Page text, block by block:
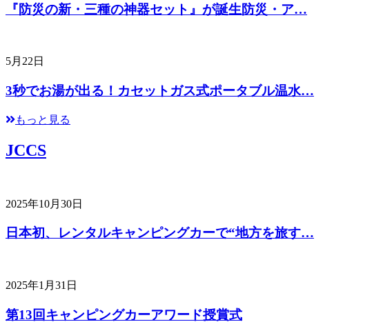
『防災の新・三種の神器セット』が誕生防災・ア…
5月22日
3秒でお湯が出る！カセットガス式ポータブル温水…
もっと見る
JCCS
2025年10月30日
日本初、レンタルキャンピングカーで“地方を旅す…
2025年1月31日
第13回キャンピングカーアワード授賞式